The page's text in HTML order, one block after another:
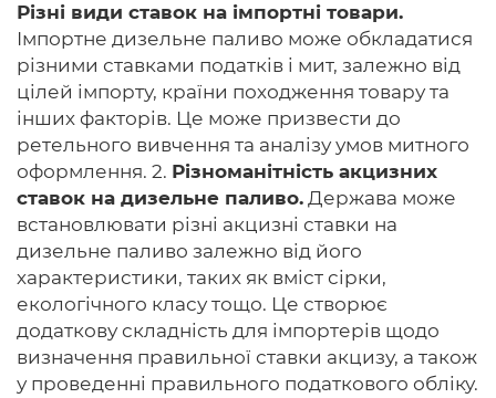
Різні види ставок на імпортні товари.
Імпортне дизельне паливо може обкладатися
різними ставками податків і мит, залежно від
цілей імпорту, країни походження товару та
інших факторів. Це може призвести до
ретельного вивчення та аналізу умов митного
оформлення. 2. Різноманітність акцизних
ставок на дизельне паливо. Держава може
встановлювати різні акцизні ставки на
дизельне паливо залежно від його
характеристики, таких як вміст сірки,
екологічного класу тощо. Це створює
додаткову складність для імпортерів щодо
визначення правильної ставки акцизу, а також
у проведенні правильного податкового обліку.
Умови
Вхiд